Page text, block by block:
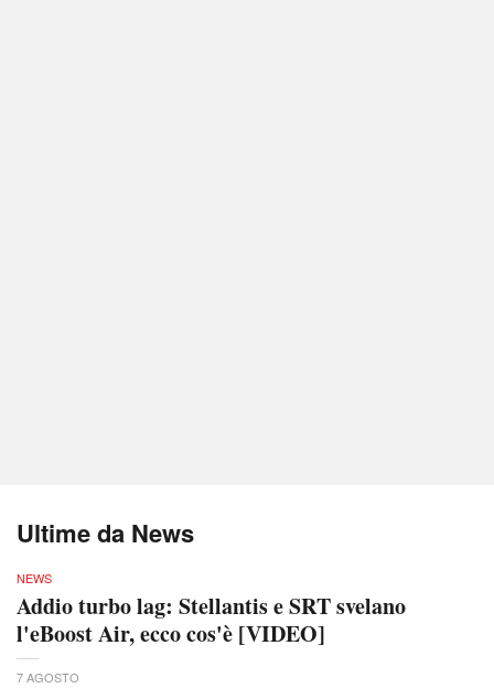
Ultime da News
NEWS
Addio turbo lag: Stellantis e SRT svelano
l'eBoost Air, ecco cos'è [VIDEO]
7 AGOSTO